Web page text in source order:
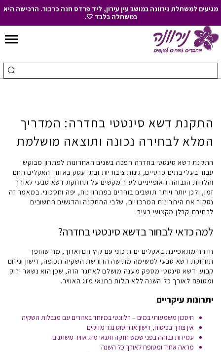
to
מגיעים למשתלת נירוונה במושב עין עירון, ליד פרדס חנה כרכור. הרכישה היא
במשתלה בלבד 🤍.
התקנת דשא סינטטי בחדרה: המדריך
המלא לבחירה נכונה ותוצאה מושלמת
התקנת דשא סינטטי בחדרה הפכה בשנים האחרונות לפתרון מבוקש
עבור בעלי בתים פרטיים, גינות ציבוריות ובתי עסק באזור. האקלים החם
והלחות הגבוהה האופייניים לעיר מקשים על תחזוקת דשא טבעי לאורך
זמן, ולכן יותר ויותר תושבים בוחרים בפתרון נוח, יפה וחסכוני. במאמר זה
נסקור את היתרונות המרכזיים, שלבי ההתקנה והדגשים החשובים
לבחירת קבלן מקצועי בעיר.
למה כדאי לבחור בדשא סינטטי בחדרה?
חדרה מתאפיינת באקלים ים תיכוני עם קיץ חם וארוך, מה שהופך
תחזוקת דשא טבעי למשימה מתישה הדורשת השקיה תכופה, דישון וגיזום
קבוע. דשא סינטטי מספק מענה מושלם לאתגר הזה, שכן הוא נשאר ירוק
ומטופח לאורך כל השנה ללא תלות בתנאי מזג האוויר.
יתרונות עיקריים
חיסכון משמעותי במים – רלוונטי במיוחד באזורים עם מגבלות השקיה
אין צורך בכיסוח, דישון או ריסוס נגד מזיקים
עמידות גבוהה בפני שמש חזקה ותנאי מזג אוויר משתנים
מראה אחיד ומטופח לאורך כל השנה